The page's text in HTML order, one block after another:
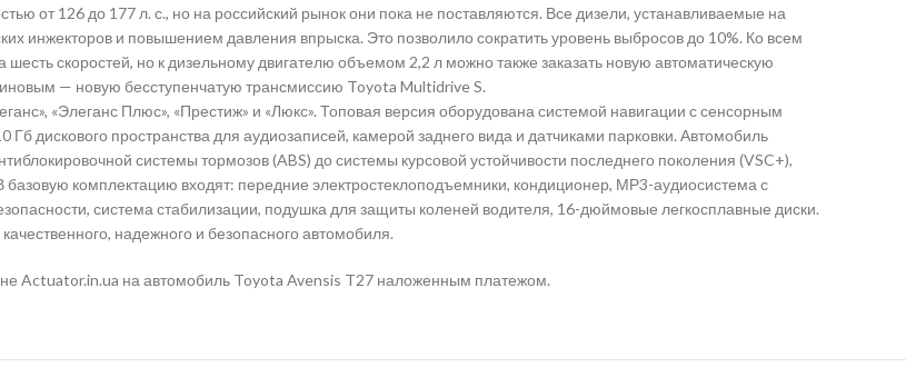
от 126 до 177 л. с., но на российский рынок они пока не поставляются. Все дизели, устанавливаемые на
инжекторов и повышением давления впрыска. Это позволило сократить уровень выбросов до 10%. Ко всем
скоростей, но к дизельному двигателю объемом 2,2 л можно также заказать новую автоматическую
— новую бесступенчатую трансмиссию Toyota Multidrive S.
«Элеганс Плюс», «Престиж» и «Люкс». Топовая версия оборудована системой навигации с сенсорным
дискового пространства для аудиозаписей, камерой заднего вида и датчиками парковки. Автомобиль
системы тормозов (ABS) до системы курсовой устойчивости последнего поколения (VSC+),
комплектацию входят: передние электростеклоподъемники, кондиционер, МР3-аудиосистема с
система стабилизации, подушка для защиты коленей водителя, 16-дюймовые легкосплавные диски.
надежного и безопасного автомобиля.
Actuator.in.ua на автомобиль Toyota Avensis T27 наложенным платежом.